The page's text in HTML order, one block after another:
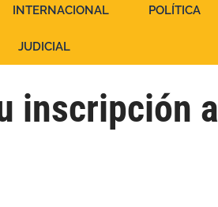
INTERNACIONAL POLÍTICA
JUDICIAL
inscripción a